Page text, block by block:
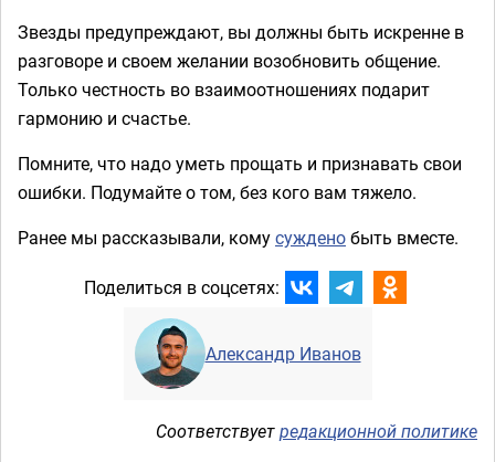
Звезды предупреждают, вы должны быть искренне в
разговоре и своем желании возобновить общение.
Только честность во взаимоотношениях подарит
гармонию и счастье.
Помните, что надо уметь прощать и признавать свои
ошибки. Подумайте о том, без кого вам тяжело.
Ранее мы рассказывали, комусужденобыть вместе.
Поделиться в соцсетях:
Александр Иванов
Соответствуетредакционной политике